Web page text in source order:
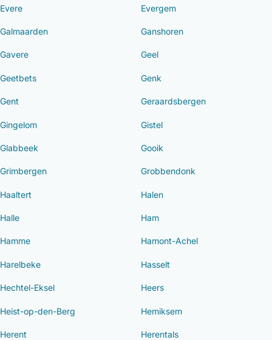
Evere Evergem
Galmaarden Ganshoren
Gavere Geel
Geetbets Genk
Gent Geraardsbergen
Gingelom Gistel
Glabbeek Gooik
Grimbergen Grobbendonk
Haaltert Halen
Halle Ham
Hamme Hamont-Achel
Harelbeke Hasselt
Hechtel-Eksel Heers
Heist-op-den-Berg Hemiksem
Herent Herentals